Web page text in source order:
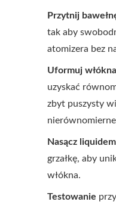
Przytnij
tak aby
atomizera bez
Uformuj włókna
uzyskać
zbyt puszysty
Nasącz liquidem
grzałkę, aby
włókna.
Testowanie